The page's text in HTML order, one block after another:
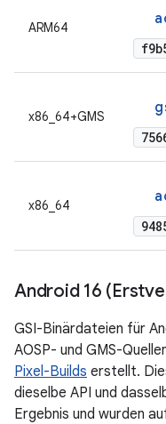
ARM64
x86_64+GMS
x86_64
Android 16
GSI-Binärdateien für
AOSP- und GMS-
Pixel-Builds erstellt.
dieselbe API und
Ergebnis und wurden